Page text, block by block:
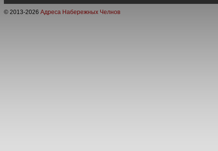
© 2013-2026 Адреса Набережных Челнов